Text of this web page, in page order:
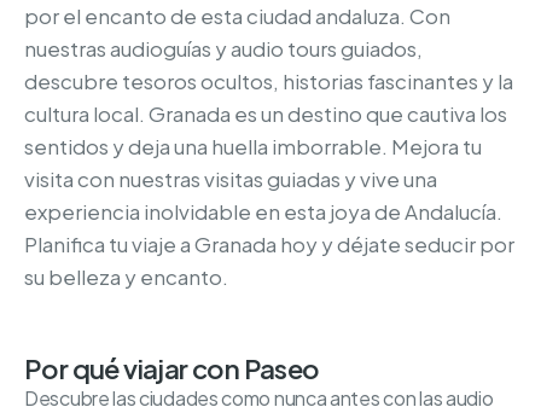
por el encanto de esta ciudad andaluza. Con
nuestras audioguías y audio tours guiados,
descubre tesoros ocultos, historias fascinantes y la
cultura local. Granada es un destino que cautiva los
sentidos y deja una huella imborrable. Mejora tu
visita con nuestras visitas guiadas y vive una
experiencia inolvidable en esta joya de Andalucía.
Planifica tu viaje a Granada hoy y déjate seducir por
su belleza y encanto.
Por qué viajar con Paseo
Descubre las ciudades como nunca antes con las audio